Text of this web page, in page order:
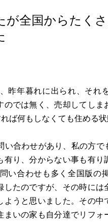
全国からたくさ
昨年暮れに出られ、それ
では無く、売却してし
ば何もしなくても住める状
合わせがあり、私の方
り、分からない事も有
い合わせも多く全国版の
たのですが、その時に
うと思いました。その
いの家も自分達でリフ